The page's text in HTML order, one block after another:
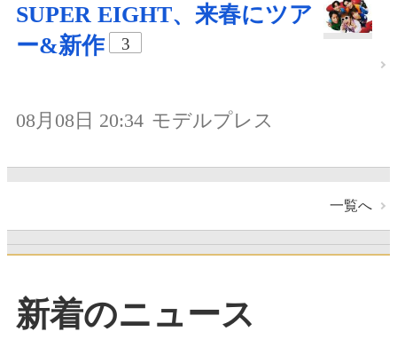
SUPER EIGHT、来春にツア
ー&新作
3
08月08日 20:34 モデルプレス
一覧へ
新着のニュース